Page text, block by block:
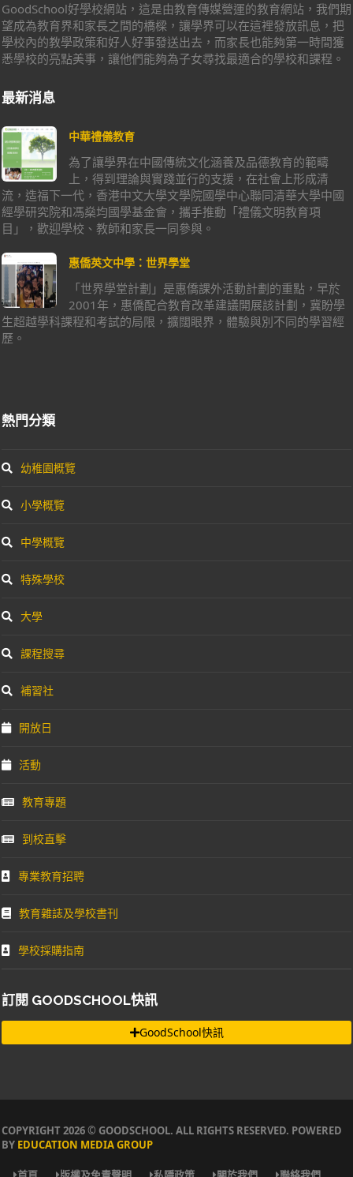
GoodSchool好學校網站，這是由教育傳媒營運的教育網站，我們期
望成為教育界和家長之間的橋樑，讓學界可以在這裡發放訊息，把
學校內的教學政策和好人好事發送出去，而家長也能夠第一時間獲
悉學校的亮點美事，讓他們能夠為子女尋找最適合的學校和課程。
最新消息
中華禮儀教育
為了讓學界在中國傳統文化涵養及品德教育的範疇
上，得到理論與實踐並行的支援，在社會上形成清
流，造福下一代，香港中文大學文學院國學中心聯同清華大學中國
經學研究院和馮燊均國學基金會，攜手推動「禮儀文明教育項
目」，歡迎學校、教師和家長一同參與。
惠僑英文中學：世界學堂
「世界學堂計劃」是惠僑課外活動計劃的重點，早於
2001年，惠僑配合教育改革建議開展該計劃，冀盼學
生超越學科課程和考試的局限，擴闊眼界，體驗與別不同的學習經
歷。
熱門分類
幼稚園概覽
小學概覽
中學概覽
特殊學校
大學
課程搜尋
補習社
開放日
活動
教育專題
到校直擊
專業教育招聘
教育雜誌及學校書刊
學校採購指南
訂閱 GOODSCHOOL快訊
GoodSchool快訊
COPYRIGHT 2026 © GOODSCHOOL. ALL RIGHTS RESERVED. POWERED
BY EDUCATION MEDIA GROUP